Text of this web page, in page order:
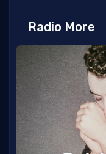
Radio More